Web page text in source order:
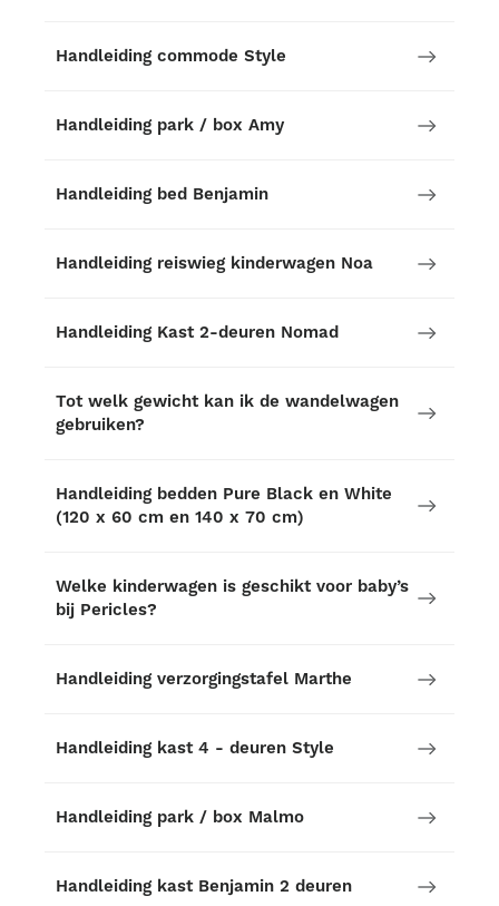
Handleiding commode Style
Handleiding park / box Amy
Handleiding bed Benjamin
Handleiding reiswieg kinderwagen Noa
Handleiding Kast 2-deuren Nomad
Tot welk gewicht kan ik de wandelwagen
gebruiken?
Handleiding bedden Pure Black en White
(120 x 60 cm en 140 x 70 cm)
Welke kinderwagen is geschikt voor baby’s
bij Pericles?
Handleiding verzorgingstafel Marthe
Handleiding kast 4 - deuren Style
Handleiding park / box Malmo
Handleiding kast Benjamin 2 deuren